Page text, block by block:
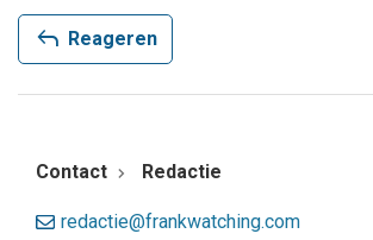
reply Reageren
Contact Redactie
redactie@frankwatching.com